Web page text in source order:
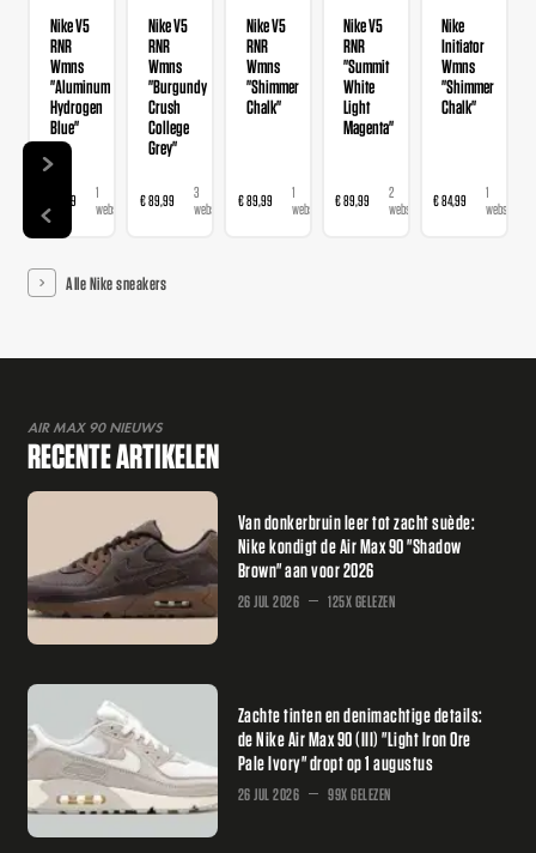
Nike V5
RNR
Wmns
"Aluminum
Hydrogen
Blue"
€ 89,99
1
webshop
Nike V5
RNR
Wmns
"Burgundy
Crush
College
Grey"
€ 89,99
3
webshops
Nike V5
RNR
Wmns
"Shimmer
Chalk"
€ 89,99
1
webshop
Nike V5
RNR
"Summit
White
Light
Magenta"
€ 89,99
2
webshops
Nike
Initiator
Wmns
"Shimmer
Chalk"
€ 84,99
1
webshop
Alle Nike sneakers
AIR MAX 90 NIEUWS
RECENTE ARTIKELEN
Van donkerbruin leer tot zacht suède:
Nike kondigt de Air Max 90 "Shadow
Brown" aan voor 2026
26 JUL 2026 125X GELEZEN
Zachte tinten en denimachtige details:
de Nike Air Max 90 (III) "Light Iron Ore
Pale Ivory" dropt op 1 augustus
26 JUL 2026 99X GELEZEN